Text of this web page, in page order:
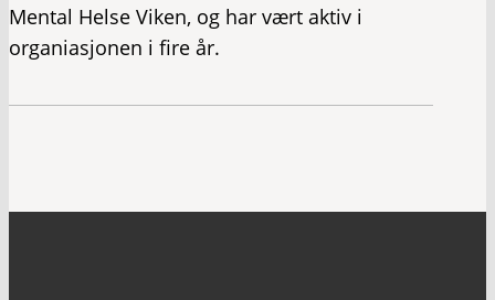
Mental Helse Viken, og har vært aktiv i
organiasjonen i fire år.